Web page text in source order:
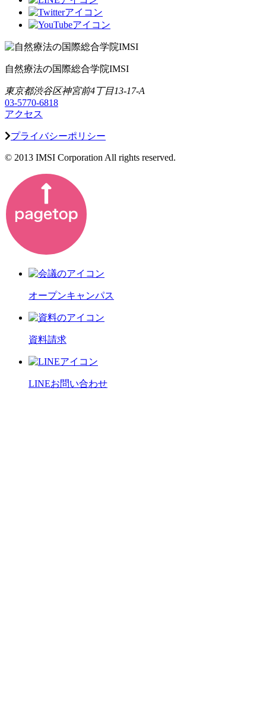
自然療法の国際総合学院IMSI
東京都渋谷区神宮前4丁目13-17-A
03-5770-6818
アクセス
プライバシーポリシー
© 2013 IMSI Corporation All rights reserved.
オープンキャンパス
資料請求
LINEお問い合わせ